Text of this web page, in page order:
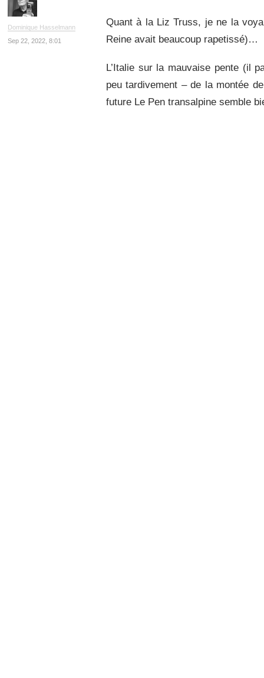
Dominique Hasselmann
Sep 22, 2022, 8:01
Quant à la Liz Truss, je ne la
Reine avait beaucoup rapetissé)…
L’Italie sur la mauvaise pente (il
peu tardivement – de la montée
future Le Pen transalpine semble